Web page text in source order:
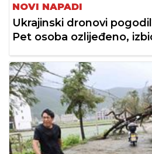
NOVI NAPADI
Ukrajinski dronovi
Pet osoba ozlijeđeno,